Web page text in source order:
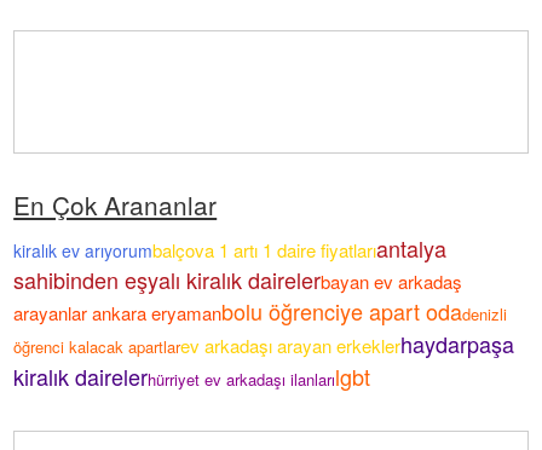
En Çok Arananlar
kiralık ev arıyorumbalçova 1 artı 1 daire fiyatlarıantalya
sahibinden eşyalı kiralık dairelerbayan ev arkadaş
arayanlar ankara eryamanbolu öğrenciye apart odadenizli
öğrenci kalacak apartlarev arkadaşı arayan erkeklerhaydarpaşa
kiralık dairelerhürriyet ev arkadaşı ilanlarılgbt